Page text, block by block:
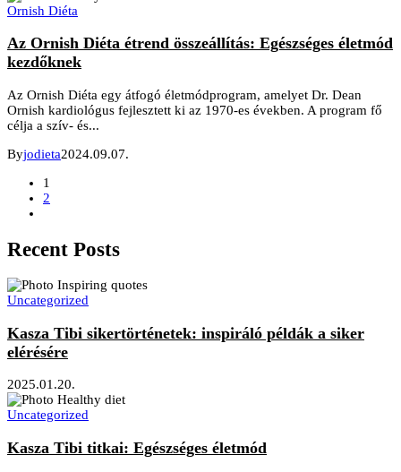
Ornish Diéta
Az Ornish Diéta étrend összeállítás: Egészséges életmód
kezdőknek
Az Ornish Diéta egy átfogó életmódprogram, amelyet Dr. Dean
Ornish kardiológus fejlesztett ki az 1970-es években. A program fő
célja a szív- és...
Byjodieta2024.09.07.
1
2
Recent Posts
Uncategorized
Kasza Tibi sikertörténetek: inspiráló példák a siker
elérésére
2025.01.20.
Uncategorized
Kasza Tibi titkai: Egészséges életmód